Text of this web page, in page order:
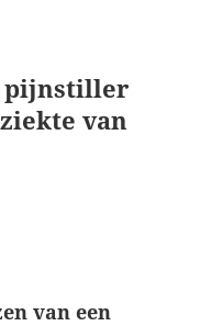
pijnstiller
van
van een